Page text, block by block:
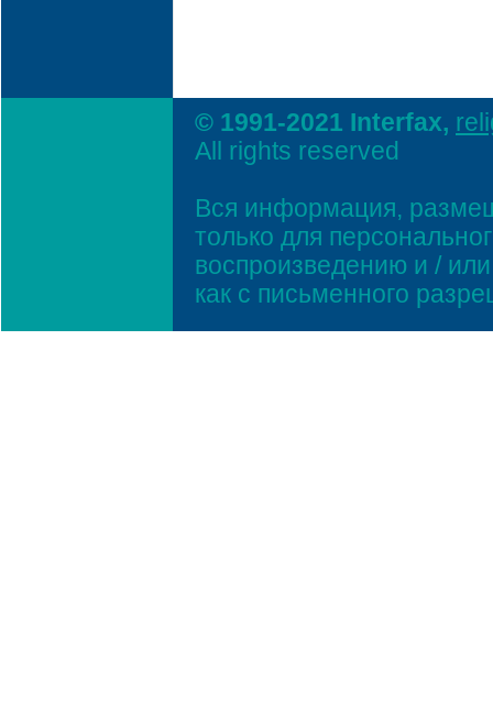
© 1991-2021 Interfax,
All rights reserved
Вся информация,
только для
воспроизведению и /
как с письменного